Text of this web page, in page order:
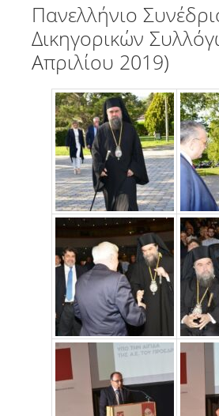
Πανελλήνιο
Δικηγορικών
Απριλίου 2019)